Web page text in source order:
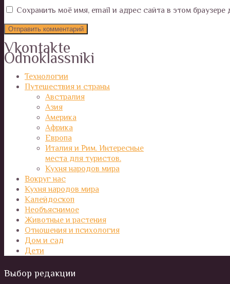
Сохранить моё имя, email и адрес сайта в этом
Vkontakte
Odnoklassniki
Технологии
Путешествия и страны
Австралия
Азия
Америка
Африка
Европа
Италия и Рим. Интересные
места для туристов.
Кухня народов мира
Вокруг нас
Кухня народов мира
Калейдоскоп
Необъяснимое
Животные и растения
Отношения и психология
Дом и сад
Дети
Выбор редакции